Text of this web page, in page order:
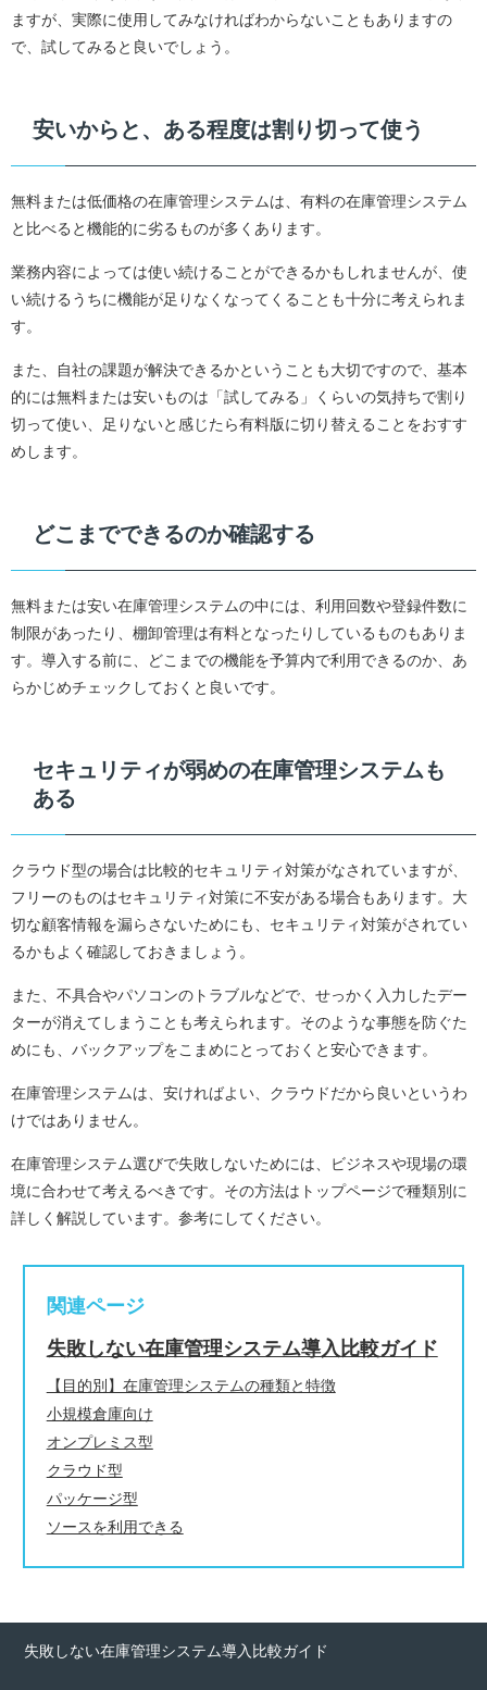
ますが、実際に使用してみなければわからないこともありますの
で、試してみると良いでしょう。
安いからと、ある程度は割り切って使う
無料または低価格の在庫管理システムは、有料の在庫管理システム
と比べると機能的に劣るものが多くあります。
業務内容によっては使い続けることができるかもしれませんが、使
い続けるうちに機能が足りなくなってくることも十分に考えられま
す。
また、自社の課題が解決できるかということも大切ですので、基本
的には無料または安いものは「試してみる」くらいの気持ちで割り
切って使い、足りないと感じたら有料版に切り替えることをおすす
めします。
どこまでできるのか確認する
無料または安い在庫管理システムの中には、利用回数や登録件数に
制限があったり、棚卸管理は有料となったりしているものもありま
す。導入する前に、どこまでの機能を予算内で利用できるのか、あ
らかじめチェックしておくと良いです。
セキュリティが弱めの在庫管理システムも
ある
クラウド型の場合は比較的セキュリティ対策がなされていますが、
フリーのものはセキュリティ対策に不安がある場合もあります。大
切な顧客情報を漏らさないためにも、セキュリティ対策がされてい
るかもよく確認しておきましょう。
また、不具合やパソコンのトラブルなどで、せっかく入力したデー
ターが消えてしまうことも考えられます。そのような事態を防ぐた
めにも、バックアップをこまめにとっておくと安心できます。
在庫管理システムは、安ければよい、クラウドだから良いというわ
けではありません。
在庫管理システム選びで失敗しないためには、ビジネスや現場の環
境に合わせて考えるべきです。その方法はトップページで種類別に
詳しく解説しています。参考にしてください。
関連ページ
失敗しない在庫管理システム導入比較ガイド
【目的別】在庫管理システムの種類と特徴
小規模倉庫向け
オンプレミス型
クラウド型
パッケージ型
ソースを利用できる
失敗しない在庫管理システム導入比較ガイド